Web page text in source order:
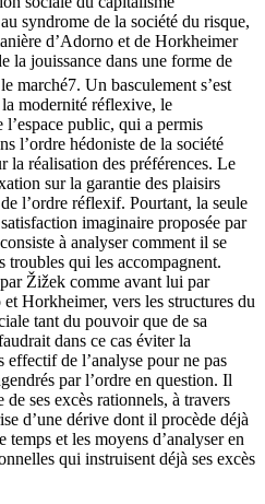
syndrome de la société du risque,
d’Adorno et de Horkheimer
la jouissance dans une forme de
marché7. Un basculement s’est
modernité réflexive, le
public, qui a permis
l’ordre hédoniste de la société
la réalisation des préférences. Le
sur la garantie des plaisirs
l’ordre réflexif. Pourtant, la seule
imaginaire proposée par
à analyser comment il se
troubles qui les accompagnent.
Žižek comme avant lui par
Horkheimer, vers les structures du
tant du pouvoir que de sa
dans ce cas éviter la
de l’analyse pour ne pas
par l’ordre en question. Il
ses excès rationnels, à travers
d’une dérive dont il procède déjà
temps et les moyens d’analyser en
qui instruisent déjà ses excès